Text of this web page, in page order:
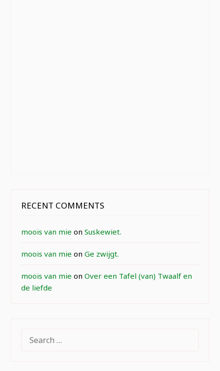
RECENT COMMENTS
moois van mie onSuskewiet.
moois van mie onGe zwijgt.
moois van mie onOver een Tafel (van) Twaalf en
de liefde
FOR: